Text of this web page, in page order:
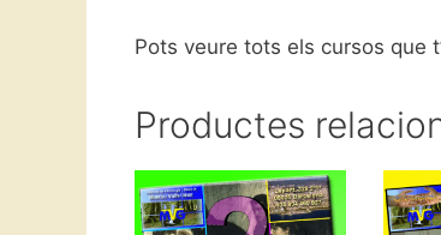
Pots veure tots els cursos que
Productes